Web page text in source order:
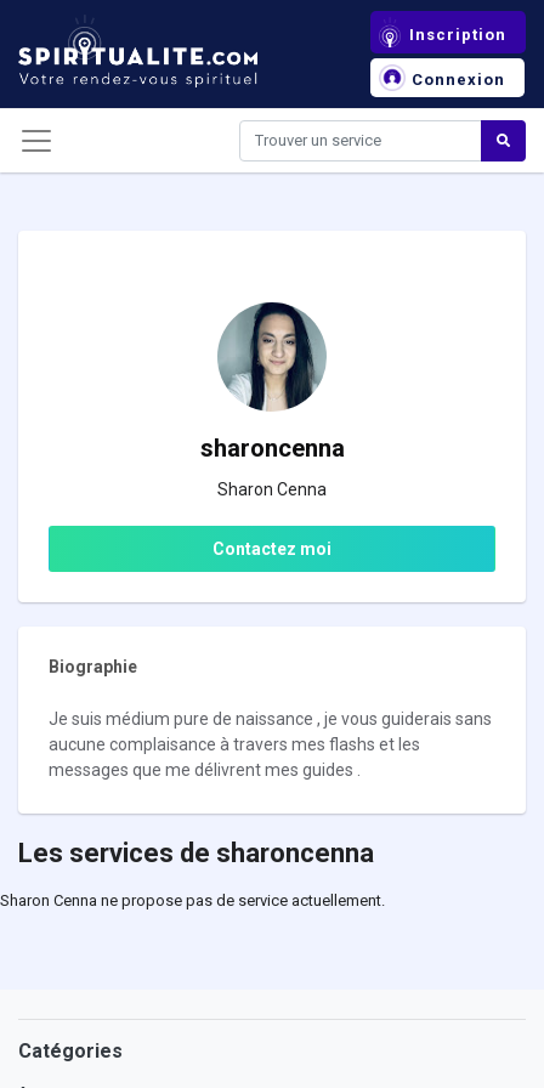
Inscription
Connexion
sharoncenna
Sharon Cenna
Contactez moi
Biographie
Je suis médium pure de naissance , je vous guiderais sans
aucune complaisance à travers mes flashs et les
messages que me délivrent mes guides .
Les services de sharoncenna
Sharon Cenna ne propose pas de service actuellement.
Catégories